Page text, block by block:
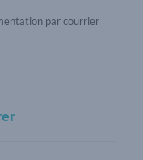
par courrier